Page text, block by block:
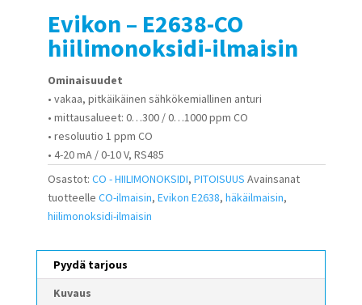
Evikon – E2638-CO
hiilimonoksidi-ilmaisin
Ominaisuudet
• vakaa, pitkäikäinen sähkökemiallinen anturi
• mittausalueet: 0…300 / 0…1000 ppm CO
• resoluutio 1 ppm CO
• 4-20 mA / 0-10 V, RS485
Osastot: CO - HIILIMONOKSIDI, PITOISUUS Avainsanat
tuotteelle CO-ilmaisin, Evikon E2638, häkäilmaisin,
hiilimonoksidi-ilmaisin
Pyydä tarjous
Kuvaus